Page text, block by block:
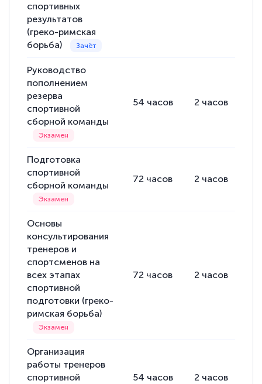
спортивных
результатов
(греко-римская
борьба)
Руководство
пополнением
резерва
спортивной
сборной команды
54 часов 2 часов
Подготовка
спортивной
сборной команды
72 часов 2 часов
Основы
консультирования
тренеров и
спортсменов на
всех этапах
спортивной
подготовки (греко-
римская борьба)
72 часов 2 часов
Организация
работы тренеров
спортивной
54 часов 2 часов